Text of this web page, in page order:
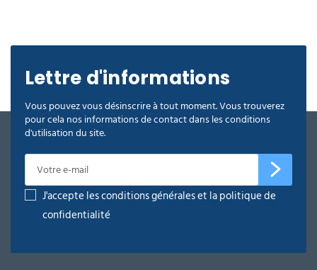
Lettre d'informations
Vous pouvez vous désinscrire à tout moment. Vous trouverez
pour cela nos informations de contact dans les conditions
d'utilisation du site.
J'accepte les conditions générales et la politique de
confidentialité